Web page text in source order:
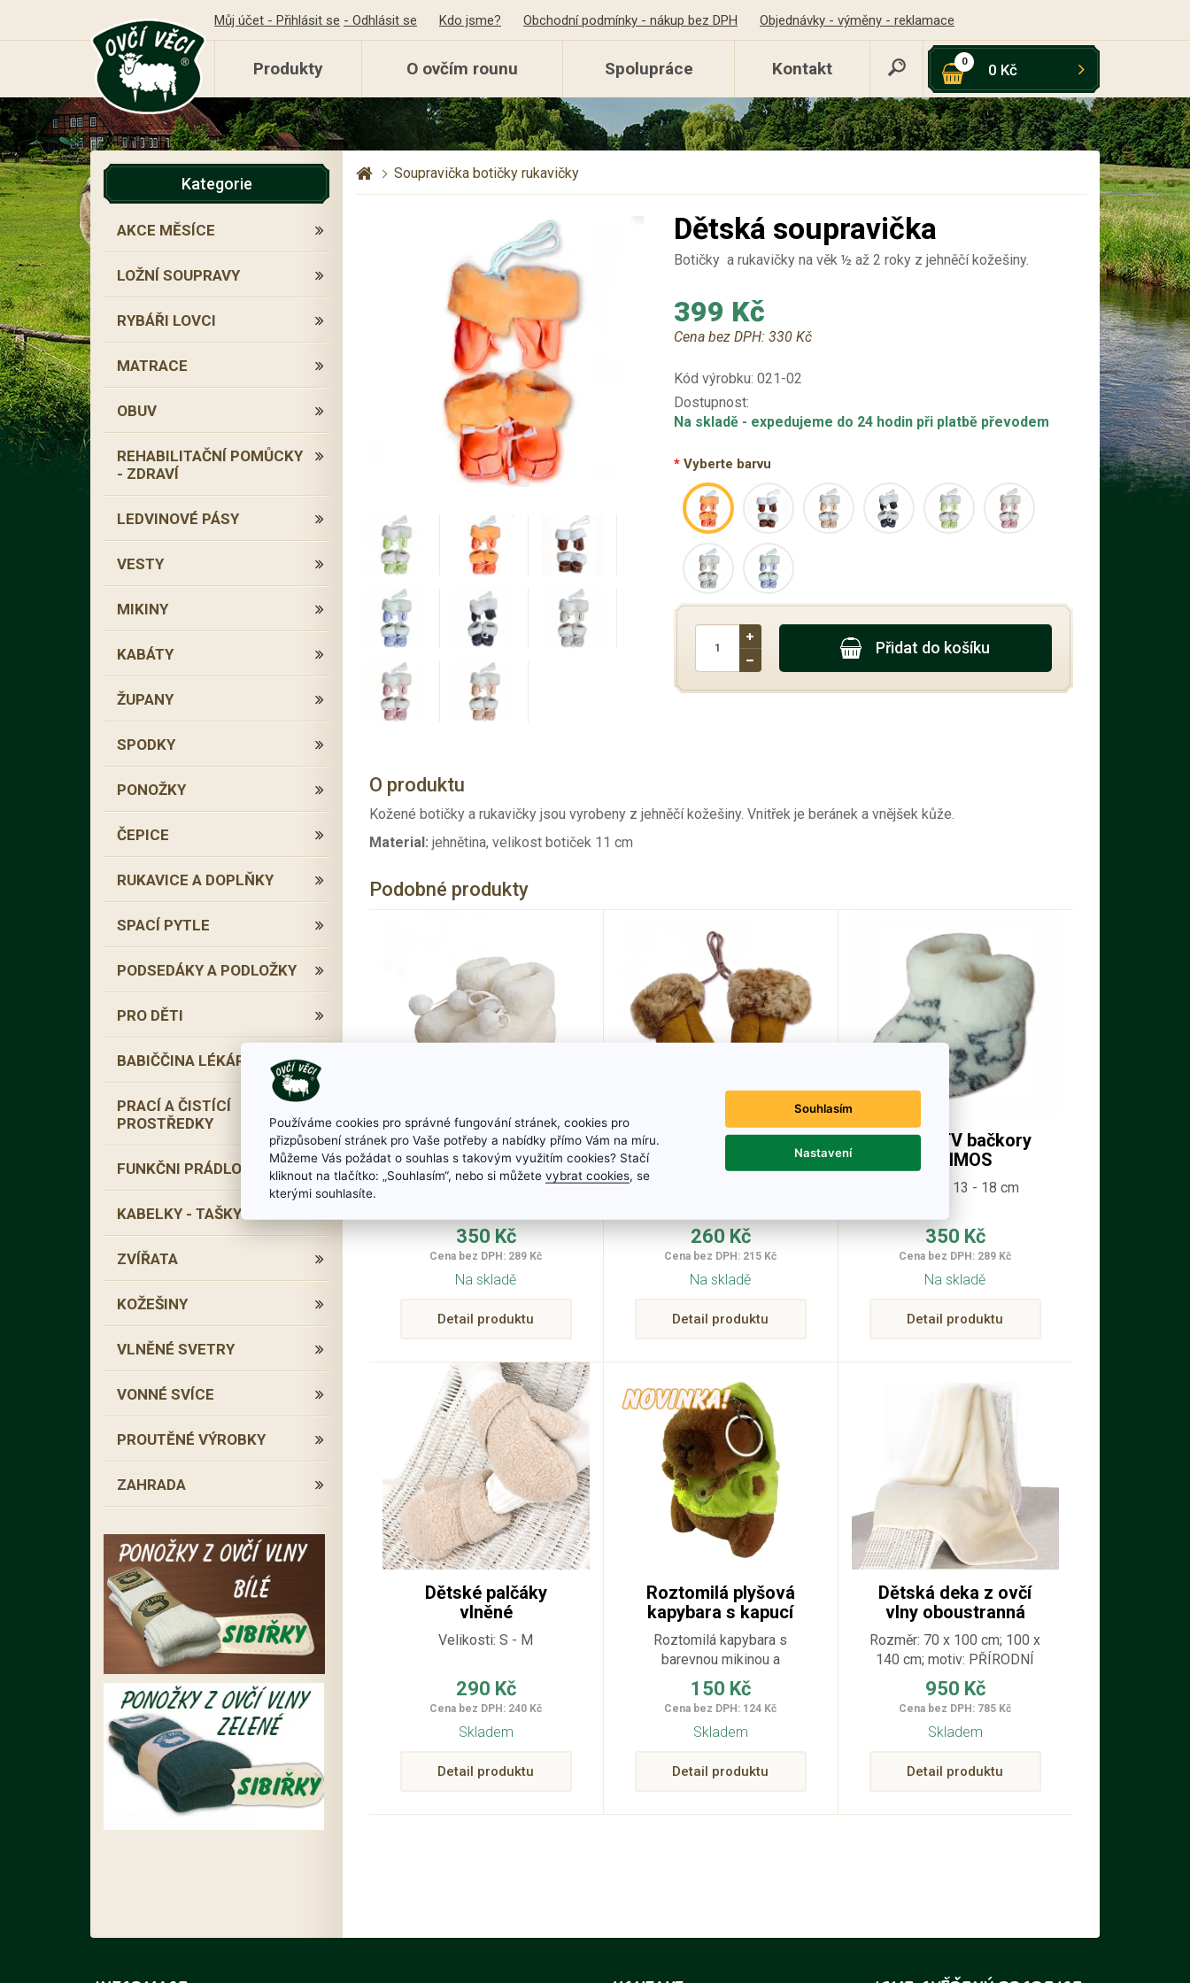
Můj účet - Přihlásit se - Odhlásit se Kdo jsme? Obchodní podmínky - nákup bez DPH Objednávky - výměny - reklamace
Produkty O ovčím rounu Spolupráce Kontakt 0 0 Kč
Kategorie
AKCE MĚSÍCE
LOŽNÍ SOUPRAVY
RYBÁŘI LOVCI
MATRACE
OBUV
REHABILITAČNÍ POMŮCKY
- ZDRAVÍ
LEDVINOVÉ PÁSY
VESTY
MIKINY
KABÁTY
ŽUPANY
SPODKY
PONOŽKY
ČEPICE
RUKAVICE A DOPLŇKY
SPACÍ PYTLE
PODSEDÁKY A PODLOŽKY
PRO DĚTI
BABIČČINA LÉKÁRNA
PRACÍ A ČISTÍCÍ
PROSTŘEDKY
FUNKČNI PRÁDLO
KABELKY - TAŠKY
ZVÍŘATA
KOŽEŠINY
VLNĚNÉ SVETRY
VONNÉ SVÍCE
PROUTĚNÉ VÝROBKY
ZAHRADA
Soupravička botičky rukavičky
Dětská soupravička
Botičky a rukavičky na věk ½ až 2 roky z jehněčí kožešiny.
399 Kč
Cena bez DPH: 330 Kč
Kód výrobku: 021-02
Dostupnost:
Na skladě - expedujeme do 24 hodin při platbě převodem
Vyberte barvu
Přidat do košíku
O produktu
Kožené botičky a rukavičky jsou vyrobeny z jehněčí kožešiny. Vnitřek je beránek a vnějšek kůže.
Material: jehnětina, velikost botiček 11 cm
Podobné produkty
Dětské TV bačkory
červené
Velikosti: 15 - 23 cm
350 Kč
Cena bez DPH: 289 Kč
Na skladě
Detail produktu
Dětské palčáky
společníkem na rukách dětí,
už na podzim, když se
ochladí. Palčáky jsou
spojeny šňůrou proti
ztracení.
260 Kč
Cena bez DPH: 215 Kč
Na skladě
Detail produktu
Dětské TV bačkory
ESKIMOS
Velikosti: 13 - 18 cm
350 Kč
Cena bez DPH: 289 Kč
Na skladě
Detail produktu
Dětské palčáky
vlněné
Velikosti: S - M
290 Kč
Cena bez DPH: 240 Kč
Skladem
Detail produktu
Roztomilá plyšová
kapybara s kapucí
Roztomilá kapybara s
barevnou mikinou a
kroužkem na zavěšení –
ideální mazlíček i přívěsek
na klíče!
150 Kč
Cena bez DPH: 124 Kč
Skladem
Detail produktu
Dětská deka z ovčí
vlny oboustranná
přírodní
Rozměr: 70 x 100 cm; 100 x
140 cm; motiv: PŘÍRODNÍ
950 Kč
Cena bez DPH: 785 Kč
Skladem
Detail produktu
Používáme cookies pro správné fungování stránek, cookies pro
přizpůsobení stránek pro Vaše potřeby a nabídky přímo Vám na míru.
Můžeme Vás požádat o souhlas s takovým využitím cookies? Stačí
kliknout na tlačítko: „Souhlasím“, nebo si můžete vybrat cookies, se
kterými souhlasíte.
Souhlasím
Nastavení